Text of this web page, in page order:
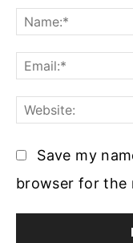
Save my
browser for the